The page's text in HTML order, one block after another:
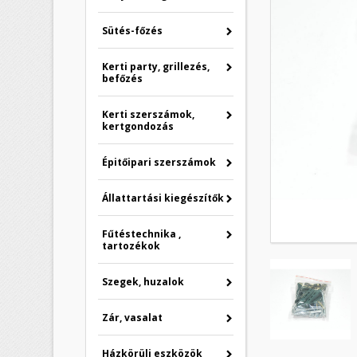
Sütés-főzés
Kerti party, grillezés,
befőzés
Kerti szerszámok,
kertgondozás
Épitőipari szerszámok
Állattartási kiegészítők
Fűtéstechnika ,
tartozékok
Szegek, huzalok
Zár, vasalat
Házkörüli eszközök